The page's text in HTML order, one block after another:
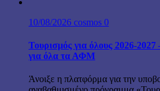
10/08/2026 cosmos 0
Τουρισμός για όλους 2026-
για όλα τα ΑΦΜ
Άνοιξε η πλατφόρμα για την